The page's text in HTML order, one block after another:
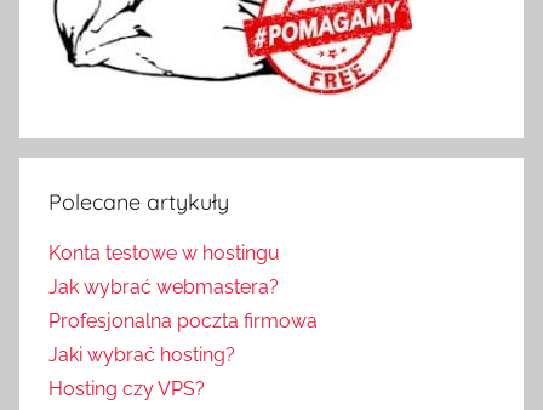
Polecane artykuły
Konta testowe w hostingu
Jak wybrać webmastera?
Profesjonalna poczta firmowa
Jaki wybrać hosting?
Hosting czy VPS?